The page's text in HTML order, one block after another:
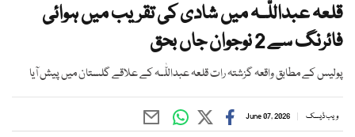
قلعہ عبداللّٰـہ میں شادی کی تقریب میں ہوائی
فائرنگ سے 2 نوجوان جاں بحق
پولیس کے مطابق واقعہ گزشتہ رات قلعہ عبداللّٰـہ کے علاقے گلستان میں پیش آیا
ویب ڈیسک June 07, 2026